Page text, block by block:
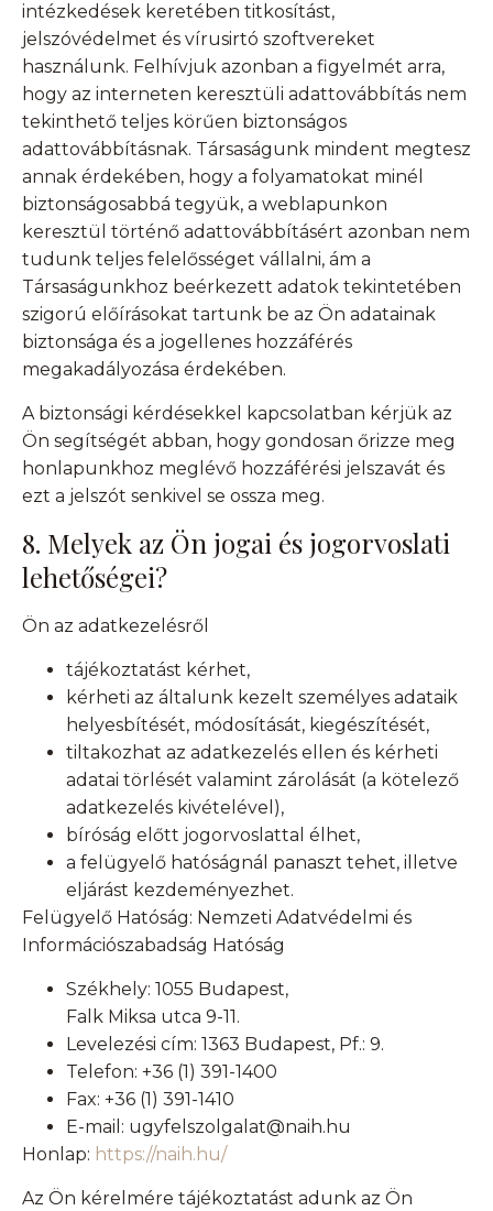
intézkedések keretében titkosítást,
jelszóvédelmet és vírusirtó szoftvereket
használunk. Felhívjuk azonban a figyelmét arra,
hogy az interneten keresztüli adattovábbítás nem
tekinthető teljes körűen biztonságos
adattovábbításnak. Társaságunk mindent megtesz
annak érdekében, hogy a folyamatokat minél
biztonságosabbá tegyük, a weblapunkon
keresztül történő adattovábbításért azonban nem
tudunk teljes felelősséget vállalni, ám a
Társaságunkhoz beérkezett adatok tekintetében
szigorú előírásokat tartunk be az Ön adatainak
biztonsága és a jogellenes hozzáférés
megakadályozása érdekében.
A biztonsági kérdésekkel kapcsolatban kérjük az
Ön segítségét abban, hogy gondosan őrizze meg
honlapunkhoz meglévő hozzáférési jelszavát és
ezt a jelszót senkivel se ossza meg.
8. Melyek az Ön jogai és jogorvoslati
lehetőségei?
Ön az adatkezelésről
tájékoztatást kérhet,
kérheti az általunk kezelt személyes adataik
helyesbítését, módosítását, kiegészítését,
tiltakozhat az adatkezelés ellen és kérheti
adatai törlését valamint zárolását (a kötelező
adatkezelés kivételével),
bíróság előtt jogorvoslattal élhet,
a felügyelő hatóságnál panaszt tehet, illetve
eljárást kezdeményezhet.
Felügyelő Hatóság: Nemzeti Adatvédelmi és
Információszabadság Hatóság
Székhely: 1055 Budapest,
Falk Miksa utca 9-11.
Levelezési cím: 1363 Budapest, Pf.: 9.
Telefon: +36 (1) 391-1400
Fax: +36 (1) 391-1410
E-mail: ugyfelszolgalat@naih.hu
Honlap: https://naih.hu/
Az Ön kérelmére tájékoztatást adunk az Ön